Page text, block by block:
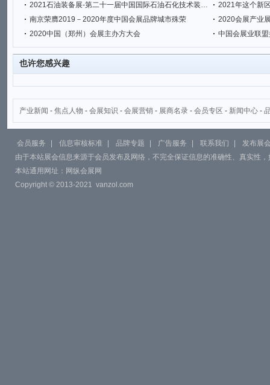
2021石油装备展-第二十一届中国国际石油石化技术装备展览会
2021年这个新
南京荣膺2019－2020年度中国会展品牌城市殊荣
2020会展产业
2020中国（郑州）会展主办方大会
中国会展业联
也许您感兴趣
产业新闻 - 焦点人物 - 会展知识 - 会展营销 - 展商名录 - 会员专区 - 新闻中心 -
会员服务 信息审核标准 品牌专题 广告服务 联系我们
发布展
由于本站展会信息来源于会员发布及网络，不完全保证信息的准确性、真实性
本站通用网址： 网纵会展网
Copyright © 2013-2021 vanzol.com